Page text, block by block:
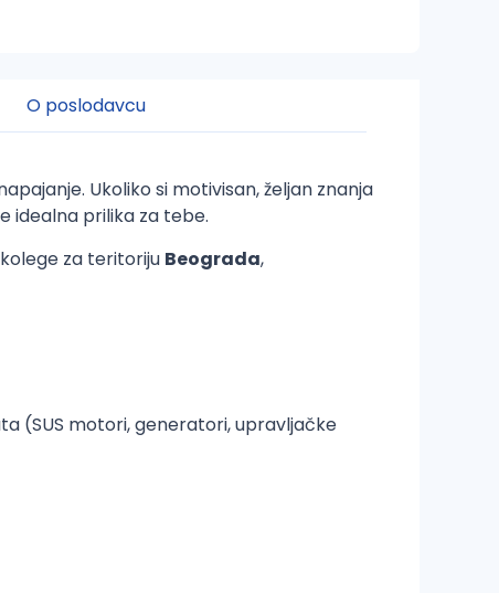
O poslodavcu
Ukoliko si motivisan, željan znanja
idealna prilika za tebe.
za teritoriju Beograda,
(SUS motori, generatori, upravljačke